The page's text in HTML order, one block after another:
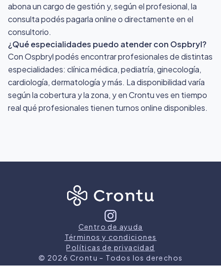
abona un cargo de gestión y, según el profesional, la
consulta podés pagarla online o directamente en el
consultorio.
¿Qué especialidades puedo atender con Ospbryl?
Con Ospbryl podés encontrar profesionales de distintas
especialidades: clínica médica, pediatría, ginecología,
cardiología, dermatología y más. La disponibilidad varía
según la cobertura y la zona, y en Crontu ves en tiempo
real qué profesionales tienen turnos online disponibles.
Centro de ayuda
Términos y condiciones
Políticas de privacidad
© 2026 Crontu – Todos los derechos